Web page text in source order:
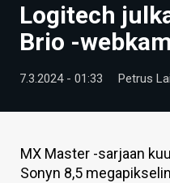
UUTISET
TIETOA
Logitech
Brio -
7.3.2024 - 01:33 Petrus
MX Master -sarjaan
Sonyn 8,5